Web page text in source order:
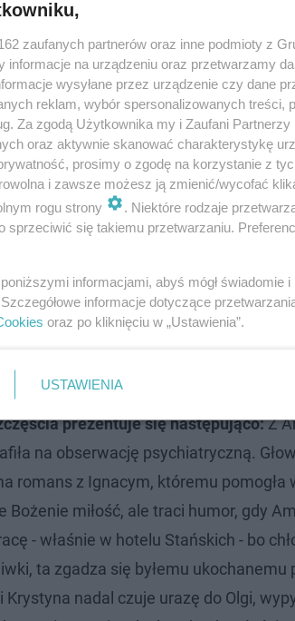
wyemitowany
odcinka
prezentuje się następująco:Z
na obserwację psychiatryczną.
romans z Ignacym, któremu pomogła
Bożenie miłość, ale traci humor, gdy
- właśnie w hotelu Stańskich - bo
ta zgadza się byłemu
nadal czuje urazę do Olgi,
zaufanych partnerów oraz inne podmioty z
informacje na urządzeniu oraz przetwarzamy
wysyłane przez urządzenie czy dane
reklam, wybór spersonalizowanych treści,
Za zgodą Użytkownika my i Zaufani
oraz aktywnie skanować charakterystykę
prosimy o zgodę na korzystanie z
i zawsze możesz ją zmienić/wycofać
rogu strony
. Niektóre rodzaje
sprzeciwić się takiemu przetwarzaniu.
informacjami, abyś mógł
informacje dotyczące
oraz po kliknięciu w „Ustawienia”.
USTAWIENIA